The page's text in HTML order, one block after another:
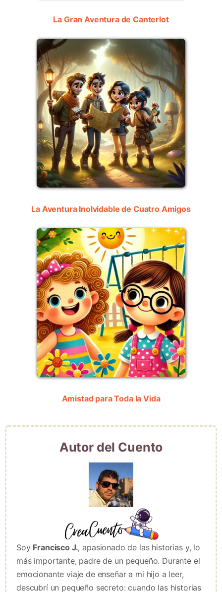
La Gran Aventura de Canterlot
La Aventura Inolvidable de Cuatro Amigos
Amistad para Toda la Vida
Autor del Cuento
Soy Francisco J., apasionado de las historias y, lo
más importante, padre de un pequeño. Durante el
emocionante viaje de enseñar a mi hijo a leer,
descubrí un pequeño secreto: cuando las historias